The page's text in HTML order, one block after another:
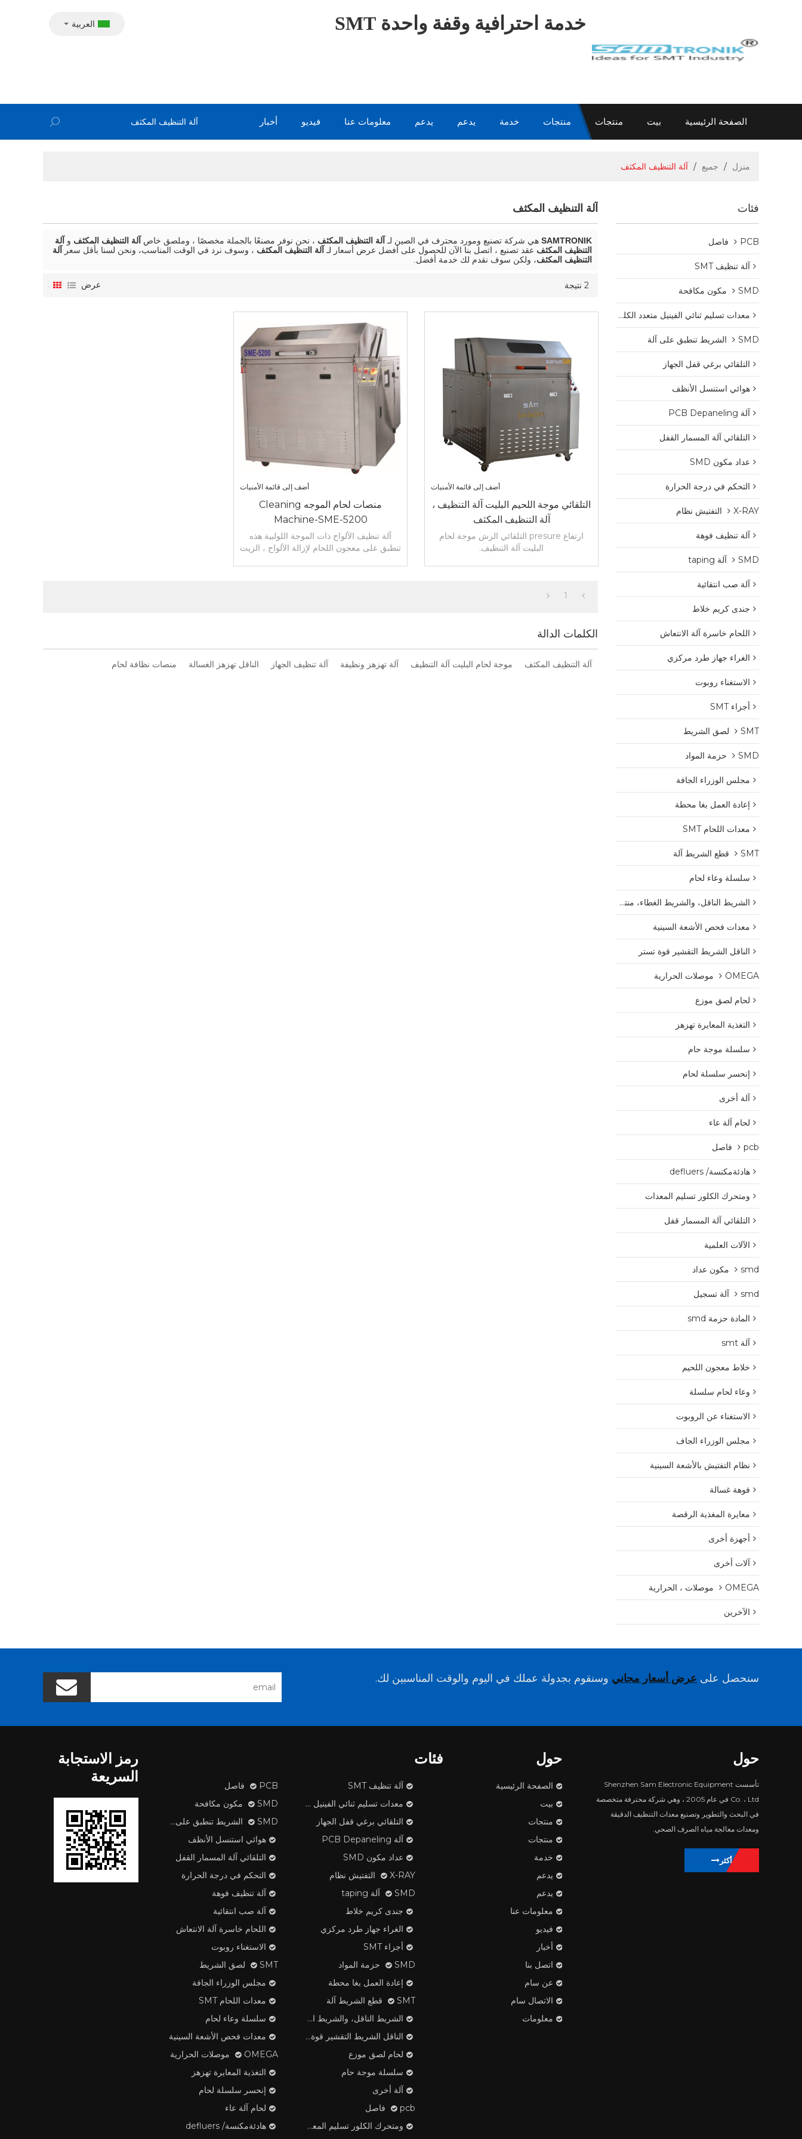
خدمة احترافية وقفة واحدة SMT العربية
الصفحة الرئيسية بيت منتجات منتجات خدمة يدعم يدعم معلومات عنا فيديو أخبار
منزل / جميع / آلة التنظيف المكثف
فئات
PCB فاصل
آلة تنظيف SMT
SMD مكون مكافحة
معدات تسليم ثنائي الفينيل متعدد الكلور
SMD الشريط تنطبق على آلة
التلقائي برغي قفل الجهاز
هوائي استنسل الأنظف
آلة PCB Depaneling
التلقائي آلة المسمار القفل
عداد مكون SMD
التحكم في درجة الحرارة
X-RAY التفتيش نظام
آلة تنظيف فوهة
SMD آلة taping
آلة صب انتقائية
جندى كريم خلاط
اللحام خاسرة آلة الانتعاش
الغراء جهاز طرد مركزي
الاستغناء روبوت
أجزاء SMT
SMT لصق الشريط
SMD حزمة المواد
مجلس الوزراء الجافة
إعادة العمل بغا محطة
معدات اللحام SMT
SMT قطع الشريط آلة
سلسلة وعاء لحام
الشريط الناقل، والشريط الغطاء، منتجات البلاستيك بكرة
معدات فحص الأشعة السينية
الناقل الشريط التقشير قوة تستر
OMEGA موصلات الحرارية
لحام لصق موزع
التغذية المعايرة تهزهز
سلسلة موجة حام
إنحسر سلسلة لحام
آلة أخرى
لحام آلة عاء
pcb فاصل
هادئةمكنسة/ defluers
ومتحرك الكلور تسليم المعدات
التلقائي آلة المسمار قفل
الآلات العلمية
smd مكون عداد
smd آلة تسجيل
المادة حزمة smd
آلة smt
خلاط معجون اللحيم
وعاء لحام سلسلة
الاستغناء عن الروبوت
مجلس الوزراء الجاف
نظام التفتيش بالأشعة السينية
فوهة غسالة
معايرة المغذية الرقصة
أجهزة أخرى
آلات أخرى
OMEGA موصلات ، الحرارية
الآخرين
آلة التنظيف المكثف
SAMTRONIK هي شركة تصنيع ومورد محترف في الصين لـ آلة التنظيف المكثف ، نحن نوفر مصنعًا بالجملة مخصصًا ، وملصق خاص آلة التنظيف المكثف و آلة
التنظيف المكثف عقد تصنيع ، اتصل بنا الآن للحصول على أفضل عرض أسعار لـ آلة التنظيف المكثف ، وسوف نرد في الوقت المناسب، ونحن لسنا بأقل سعر
آلة
التنظيف المكثف، ولكن سوف نقدم لك خدمة أفضل.
2 نتيجة عرض
أضف إلى قائمة الأمنيات
التلقائي موجة اللحيم البليت آلة التنظيف ،
آلة التنظيف المكثف
ارتفاع presure التلقائي الرش موجة لحام
البليت آلة التنظيف.
أضف إلى قائمة الأمنيات
منصات لحام الموجه Cleaning
Machine-SME-5200
آلة تنظيف الألواح ذات الموجة اللولبية هذه
تنطبق على معجون اللحام لإزالة الألواح ، الزيت
1
الكلمات الدالة
آلة التنظيف المكثف موجة لحام البليت آلة التنظيف آلة تهزهز ونظيفة آلة تنظيف الجهاز الناقل تهزهز الغسالة منصات نظافة لحام
سنحصل على عرض أسعار مجاني وسنقوم بجدولة عملك في اليوم والوقت المناسبين لك.
حول
تأسست Shenzhen Sam Electronic Equipment
Co. ، Ltd في عام 2005 ، وهي شركة محترفة متخصصة
في البحث والتطوير وتصنيع معدات التنظيف الدقيقة
ومعدات معالجة مياه الصرف الصحي.
يتعلم أكثر
حول
الصفحة الرئيسية
بيت
منتجات
منتجات
خدمة
يدعم
يدعم
معلومات عنا
فيديو
أخبار
اتصل بنا
عن سام
الاتصال سام
معلومات
فئات
PCB فاصل
آلة تنظيف SMT
SMD مكون مكافحة
معدات تسليم ثنائي الفينيل متعدد الكلور
SMD الشريط تنطبق على آلة
التلقائي برغي قفل الجهاز
هوائي استنسل الأنظف
آلة PCB Depaneling
التلقائي آلة المسمار القفل
عداد مكون SMD
التحكم في درجة الحرارة
X-RAY التفتيش نظام
آلة تنظيف فوهة
SMD آلة taping
آلة صب انتقائية
جندى كريم خلاط
اللحام خاسرة آلة الانتعاش
الغراء جهاز طرد مركزي
الاستغناء روبوت
أجزاء SMT
SMT لصق الشريط
SMD حزمة المواد
مجلس الوزراء الجافة
إعادة العمل بغا محطة
معدات اللحام SMT
SMT قطع الشريط آلة
سلسلة وعاء لحام
الشريط الناقل، والشريط الغطاء، منتجات البلاستيك بكرة
معدات فحص الأشعة السينية
الناقل الشريط التقشير قوة تستر
OMEGA موصلات الحرارية
لحام لصق موزع
التغذية المعايرة تهزهز
سلسلة موجة حام
إنحسر سلسلة لحام
آلة أخرى
لحام آلة عاء
pcb فاصل
هادئةمكنسة/ defluers
ومتحرك الكلور تسليم المعدات
رمز الاستجابة
السريعة